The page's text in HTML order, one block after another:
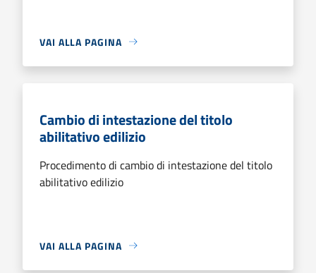
VAI ALLA PAGINA
Cambio di intestazione del titolo
abilitativo edilizio
Procedimento di cambio di intestazione del titolo
abilitativo edilizio
VAI ALLA PAGINA